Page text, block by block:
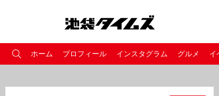
ホーム プロフィール インスタグラム グルメ イ